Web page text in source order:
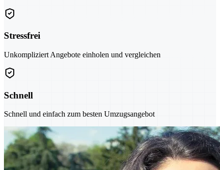
Stressfrei
Unkompliziert Angebote einholen und vergleichen
Schnell
Schnell und einfach zum besten Umzugsangebot